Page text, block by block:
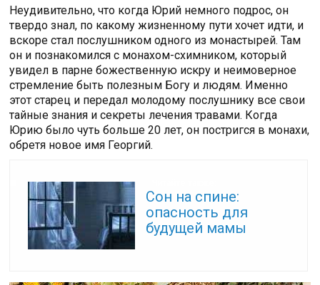
Неудивительно, что когда Юрий немного подрос, он
твердо знал, по какому жизненному пути хочет идти, и
вскоре стал послушником одного из монастырей. Там
он и познакомился с монахом-схимником, который
увидел в парне божественную искру и неимоверное
стремление быть полезным Богу и людям. Именно
этот старец и передал молодому послушнику все свои
тайные знания и секреты лечения травами. Когда
Юрию было чуть больше 20 лет, он постригся в монахи,
обретя новое имя Георгий.
Сон на спине:
опасность для
будущей мамы